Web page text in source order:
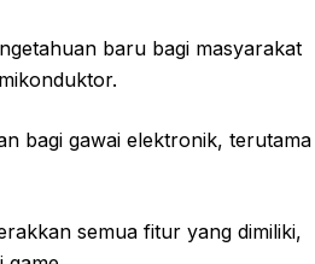
baru bagi masyarakat
bagi gawai elektronik, terutama
semua fitur yang dimiliki,